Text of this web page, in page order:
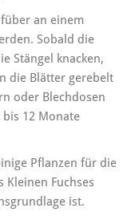
an einem
Sobald die
Stängel knacken,
die Blätter gerebelt
oder Blechdosen
12 Monate
Pflanzen für die
Kleinen Fuchses
ist.